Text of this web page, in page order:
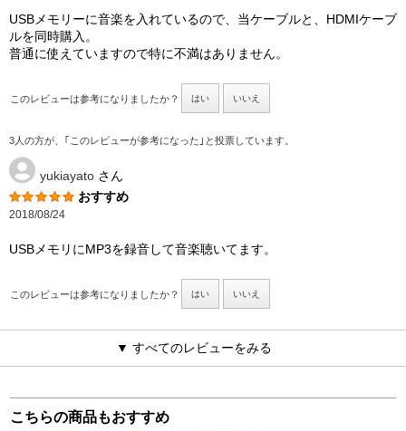
USBメモリーに音楽を入れているので、当ケーブルと、HDMIケーブ
ルを同時購入。
普通に使えていますので特に不満はありません。
このレビューは参考になりましたか？ はい いいえ
3人の方が、｢このレビューが参考になった｣と投票しています。
yukiayato さん
おすすめ
2018/08/24
USBメモリにMP3を録音して音楽聴いてます。
このレビューは参考になりましたか？ はい いいえ
▼ すべてのレビューをみる
こちらの商品もおすすめ